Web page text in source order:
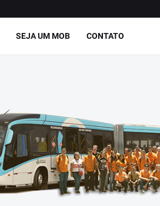
SEJA UM MOB CONTATO